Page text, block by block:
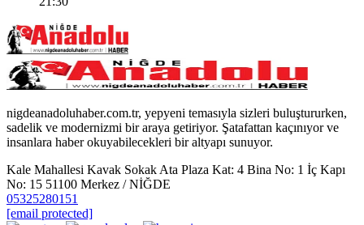
nigdeanadoluhaber.com.tr, yepyeni temasıyla sizleri buluştururken,
sadelik ve modernizmi bir araya getiriyor. Şatafattan kaçınıyor ve
insanlara haber okuyabilecekleri bir altyapı sunuyor.
Kale Mahallesi Kavak Sokak Ata Plaza Kat: 4 Bina No: 1 İç Kapı
No: 15 51100 Merkez / NİĞDE
05325280151
[email protected]